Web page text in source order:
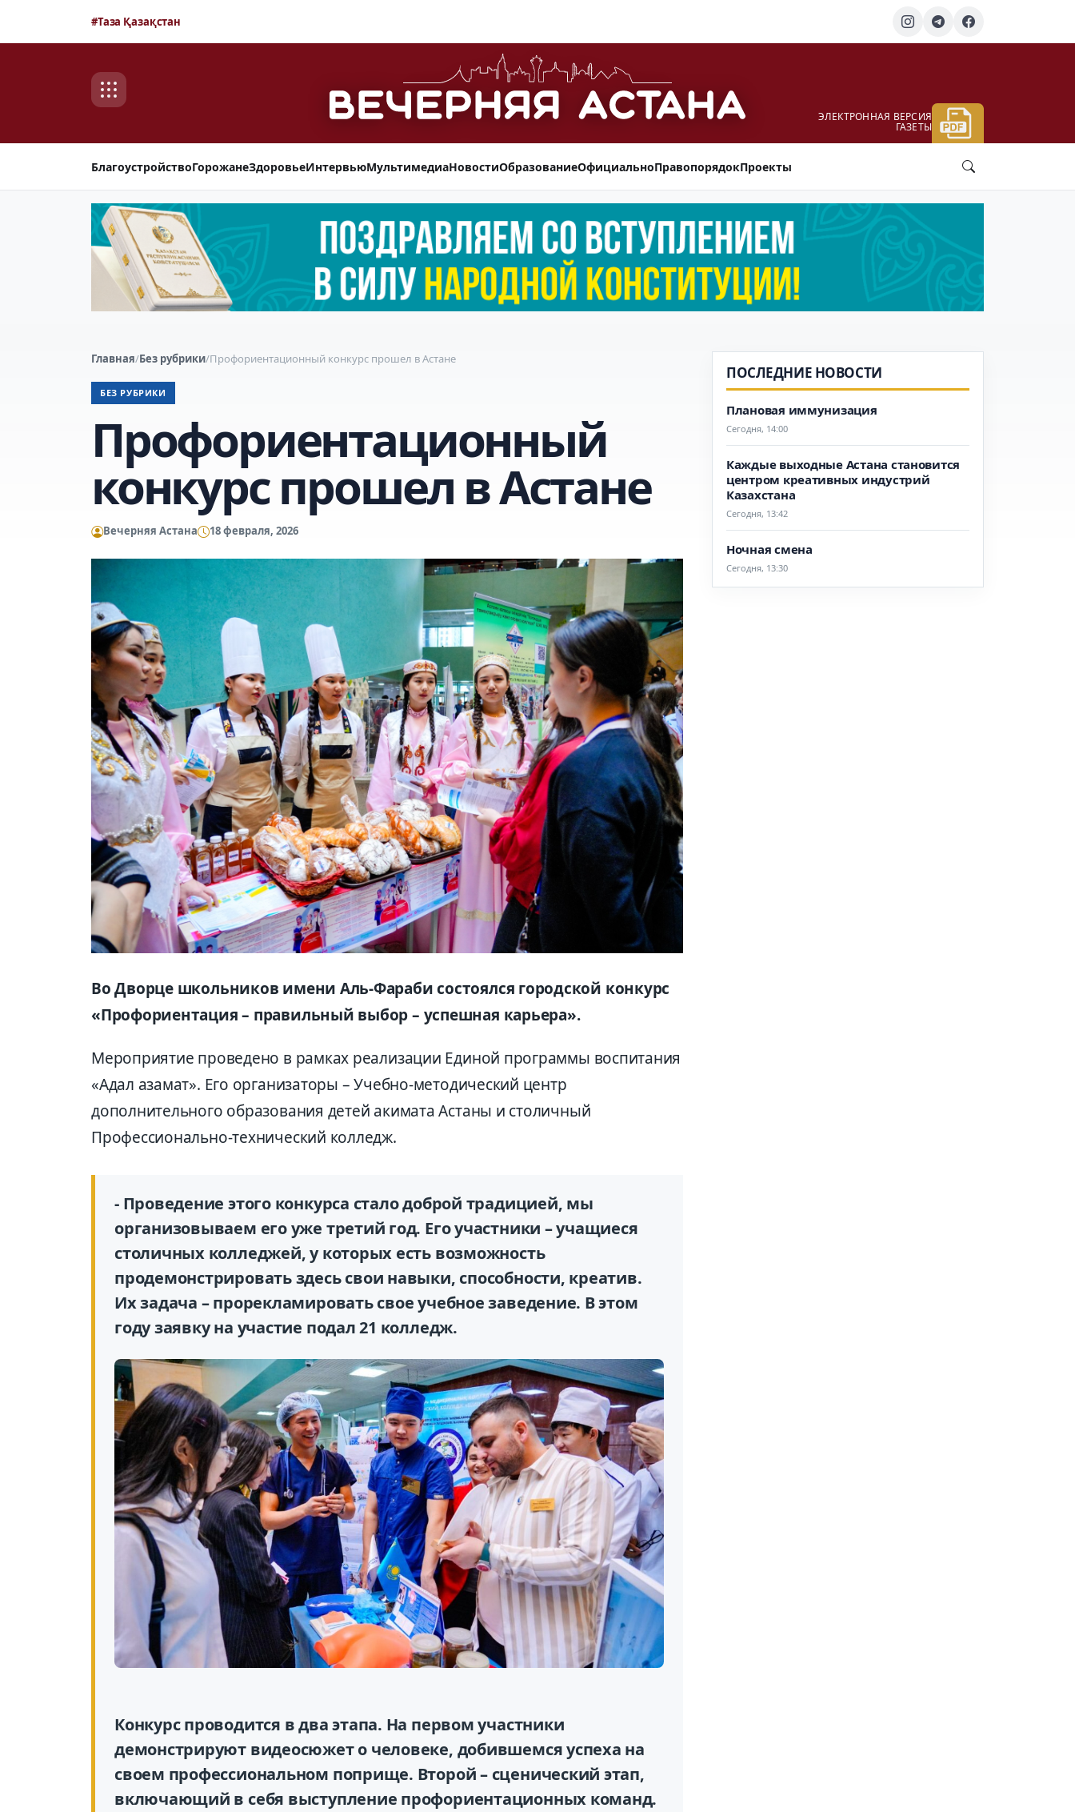
#Таза Қазақстан
ЭЛЕКТРОННАЯ ВЕРСИЯ
ГАЗЕТЫ
БлагоустройствоГорожанеЗдоровьеИнтервьюМультимедиаНовостиОбразованиеОфициальноПравопорядокПроекты
Главная/Без рубрики/Профориентационный конкурс прошел в Астане
БЕЗ РУБРИКИ
Профориентационный
конкурс прошел в Астане
Вечерняя Астана 18 февраля, 2026
Во Дворце школьников имени Аль-Фараби состоялся городской конкурс
«Профориентация – правильный выбор – успешная карьера».
Мероприятие проведено в рамках реализации Единой программы воспитания
«Адал азамат». Его организаторы – Учебно-методический центр
дополнительного образования детей акимата Астаны и столичный
Профессионально-технический колледж.
- Проведение этого конкурса стало доброй традицией, мы
организовываем его уже третий год. Его участники – учащиеся
столичных колледжей, у которых есть возможность
продемонстрировать здесь свои навыки, способности, креатив.
Их задача – прорекламировать свое учебное заведение. В этом
году заявку на участие подал 21 колледж.
Конкурс проводится в два этапа. На первом участники
демонстрируют видеосюжет о человеке, добившемся успеха на
своем профессиональном поприще. Второй – сценический этап,
включающий в себя выступление профориентационных команд.
ПОСЛЕДНИЕ НОВОСТИ
Плановая иммунизация
Сегодня, 14:00
Каждые выходные Астана становится
центром креативных индустрий
Казахстана
Сегодня, 13:42
Ночная смена
Сегодня, 13:30